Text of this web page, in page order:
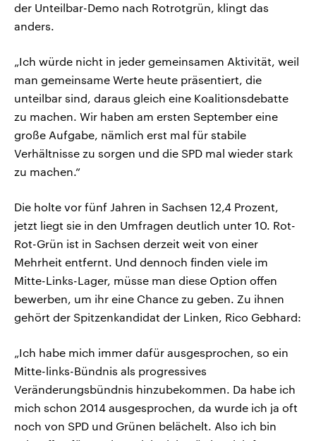
der Unteilbar-Demo nach Rotrotgrün, klingt das
anders.
„Ich würde nicht in jeder gemeinsamen Aktivität, weil
man gemeinsame Werte heute präsentiert, die
unteilbar sind, daraus gleich eine Koalitionsdebatte
zu machen. Wir haben am ersten September eine
große Aufgabe, nämlich erst mal für stabile
Verhältnisse zu sorgen und die SPD mal wieder stark
zu machen.“
Die holte vor fünf Jahren in Sachsen 12,4 Prozent,
jetzt liegt sie in den Umfragen deutlich unter 10. Rot-
Rot-Grün ist in Sachsen derzeit weit von einer
Mehrheit entfernt. Und dennoch finden viele im
Mitte-Links-Lager, müsse man diese Option offen
bewerben, um ihr eine Chance zu geben. Zu ihnen
gehört der Spitzenkandidat der Linken, Rico Gebhard:
„Ich habe mich immer dafür ausgesprochen, so ein
Mitte-links-Bündnis als progressives
Veränderungsbündnis hinzubekommen. Da habe ich
mich schon 2014 ausgesprochen, da wurde ich ja oft
noch von SPD und Grünen belächelt. Also ich bin